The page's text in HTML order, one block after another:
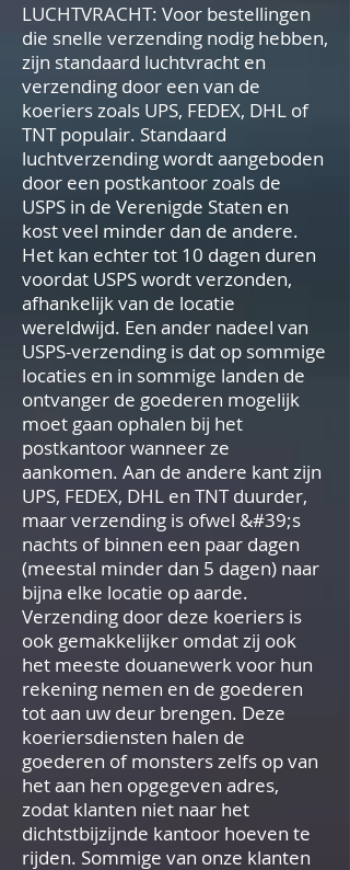
LUCHTVRACHT: Voor bestellingen
die snelle verzending nodig hebben,
zijn standaard luchtvracht en
verzending door een van de
koeriers zoals UPS, FEDEX, DHL of
TNT populair. Standaard
luchtverzending wordt aangeboden
door een postkantoor zoals de
USPS in de Verenigde Staten en
kost veel minder dan de andere.
Het kan echter tot 10 dagen duren
voordat USPS wordt verzonden,
afhankelijk van de locatie
wereldwijd. Een ander nadeel van
USPS-verzending is dat op sommige
locaties en in sommige landen de
ontvanger de goederen mogelijk
moet gaan ophalen bij het
postkantoor wanneer ze
aankomen. Aan de andere kant zijn
UPS, FEDEX, DHL en TNT duurder,
maar verzending is ofwel &#39;s
nachts of binnen een paar dagen
(meestal minder dan 5 dagen) naar
bijna elke locatie op aarde.
Verzending door deze koeriers is
ook gemakkelijker omdat zij ook
het meeste douanewerk voor hun
rekening nemen en de goederen
tot aan uw deur brengen. Deze
koeriersdiensten halen de
goederen of monsters zelfs op van
het aan hen opgegeven adres,
zodat klanten niet naar het
dichtstbijzijnde kantoor hoeven te
rijden. Sommige van onze klanten